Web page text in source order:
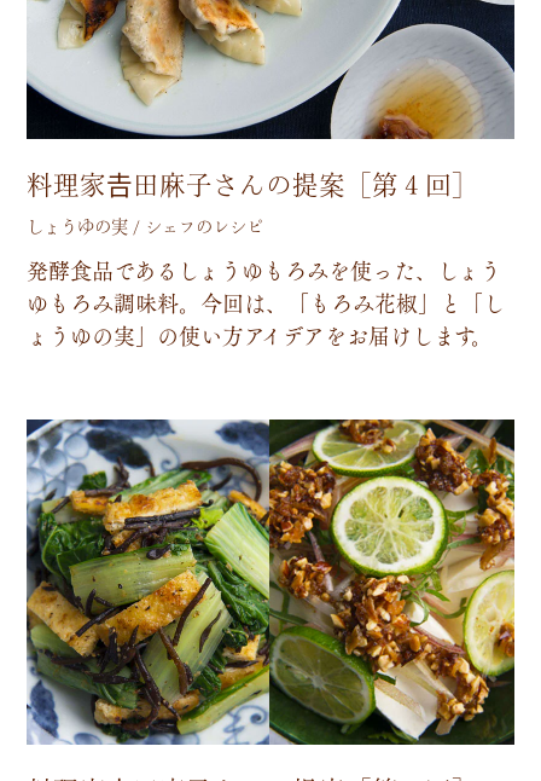
料理家𠮷田麻子さんの提案［第４回］
しょうゆの実 / シェフのレシピ
発酵食品であ る し ょ う ゆ も ろみを使っ た、 し ょ う
ゆ も ろみ調味料。 今回は、 「 も ろみ花椒」 と 「 し
ょ う ゆの実」 の使い方アイ デア をお届け し ます。